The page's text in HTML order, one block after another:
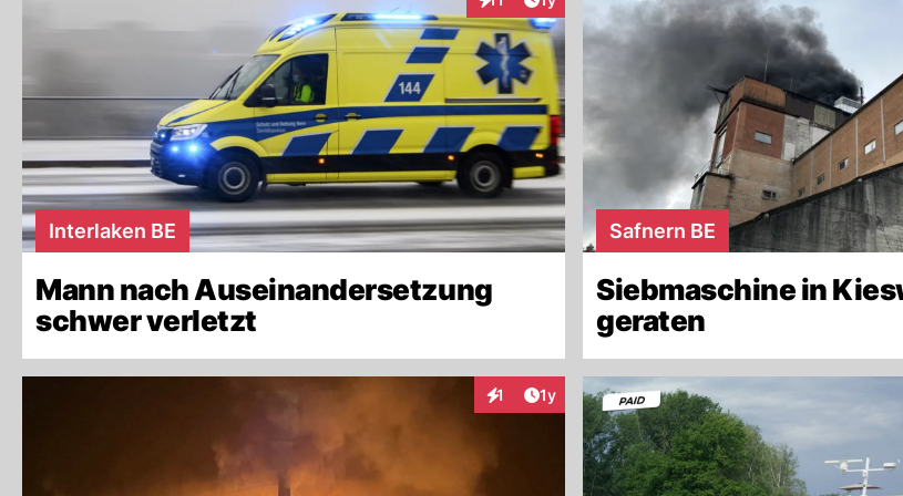
Interaktionen
Interlaken BE
Mann nach Auseinandersetzung
schwer verletzt
Safnern BE
Siebmaschine in
geraten
1
InteraktionenArtikel veröffentlicht:
1y